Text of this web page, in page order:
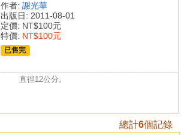
作者: 謝光華
出版日: 2011-08-01
定價: NT$100元
特價: NT$100元
已售完
直徑12公分。
總計6個記錄